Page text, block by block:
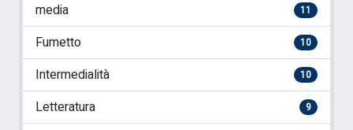
media 11
Fumetto 10
Intermedialità 10
Letteratura 9